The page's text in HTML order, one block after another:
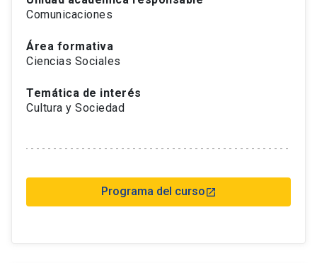
Comunicaciones
Área formativa
Ciencias Sociales
Temática de interés
Cultura y Sociedad
Programa del cursolaunch